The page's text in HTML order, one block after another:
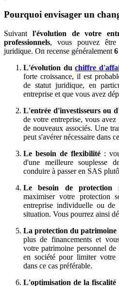
Pourquoi envisager un
Suivant l'évolution de votre
professionnels, vous pouvez être
juridique. On recense généralement
L'évolution duchiffre
forte croissance, il est
de statut juridique, en
entreprise et que vous avez
L'entrée d'investisseurs ou
de votre entreprise, vous
de nouveaux associés. Une
peut s'avérer nécessaire dans
Le besoin de flexibilité :
d'une meilleure souplesse
conduire à passer en SAS
Le besoin de protection
maximiser votre protection
entreprise individuelle ou
situation. Vous pourrez ainsi
La protection du patrimoine
plus de financements et
votre patrimoine personnel de
en société pour limiter votre
dans ce cas préférable.
L'optimisation de la fiscalité